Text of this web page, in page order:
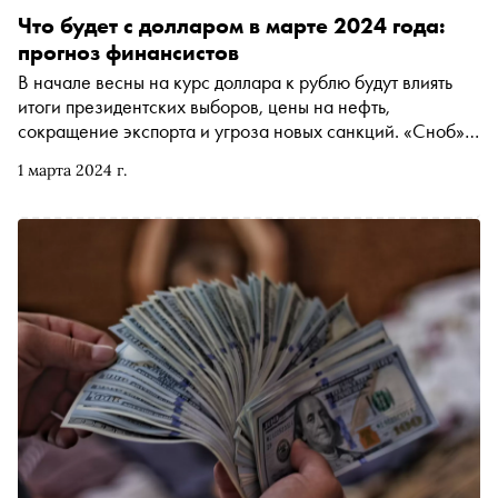
1 марта 2024 г.
Что будет с долларом в марте 2024 года:
прогноз финансистов
В начале весны на курс доллара к рублю будут влиять
итоги президентских выборов, цены на нефть,
сокращение экспорта и угроза новых санкций. «Сноб»
стоить американская валюта в марте 2024 года